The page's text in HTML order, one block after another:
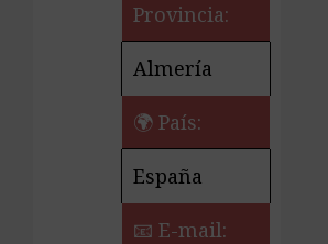
Provincia:
Almería
🌍 País:
España
📧 E-mail: